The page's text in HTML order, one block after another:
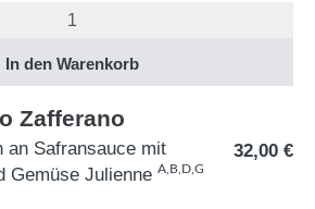
Zafferano
an Safransauce mit
Gemüse Julienne A,B,D,G
32,00 €